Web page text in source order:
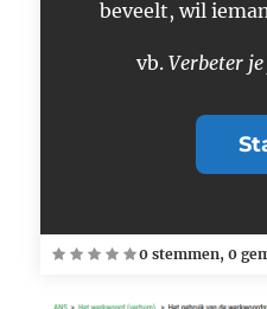
0 stemmen, 0
beveelt, wil
vb. Verbeter